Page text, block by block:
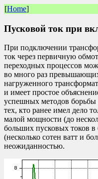
[Home]
Пусковой ток при
При подключении
ток через первичную
переходных процессов
во много раз
нагруженного
и имеет простое
успешных методов
тех, кто ранее имел дело
малой мощности (до
больших пусковых токов
(несколько сотен ватт и
неожиданностью.